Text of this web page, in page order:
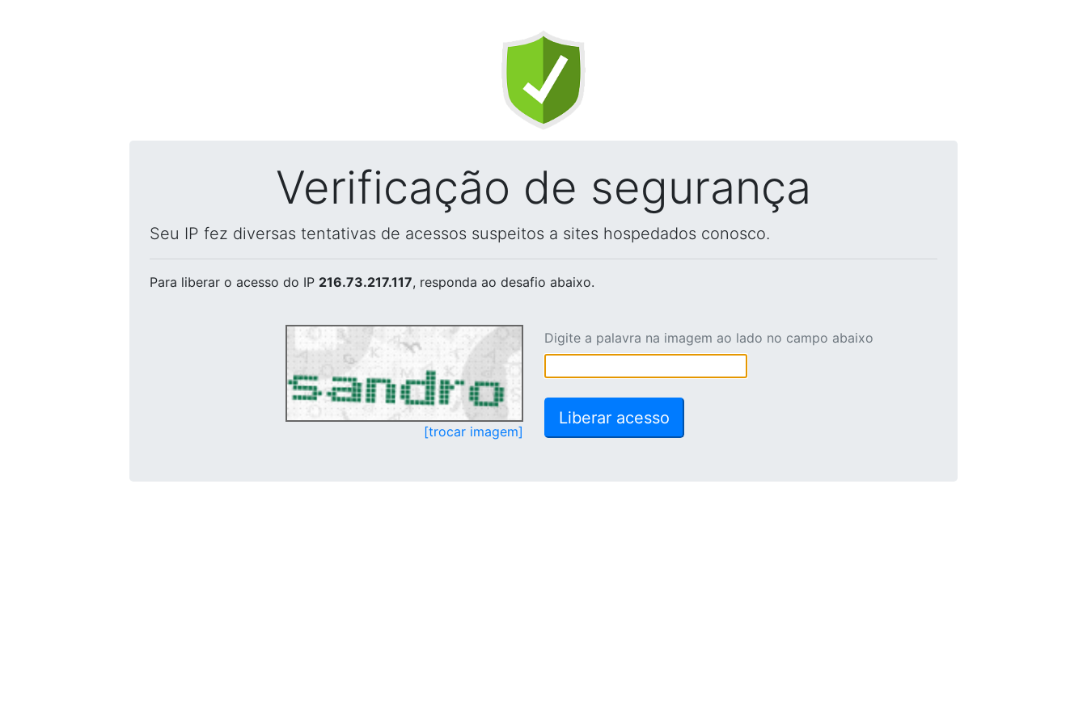
Verificação de segurança
Seu IP fez diversas tentativas de acessos suspeitos a sites hospedados conosco.
Para liberar o acesso do IP 216.73.217.117, responda ao desafio abaixo.
[trocar imagem]
Digite a palavra na imagem ao lado no campo abaixo